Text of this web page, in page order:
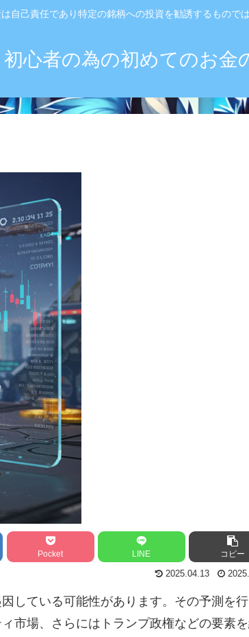
自己責任であり特定の銘柄への投資を勧誘するもので
初心者の為の初めてのお金
Pocket LINE コピー
2025.04.13
している可能性があります。その予測を
市場、さらにはトランプ政権などの要素